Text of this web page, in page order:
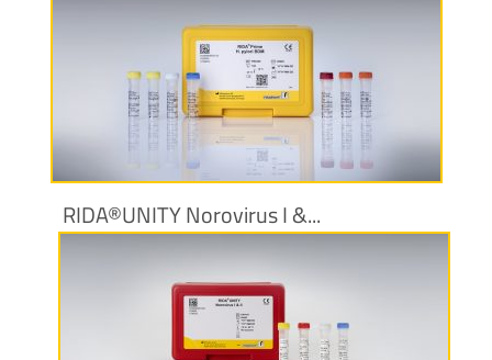
Plus d’informations
RIDA®UNITY Norovirus I &...